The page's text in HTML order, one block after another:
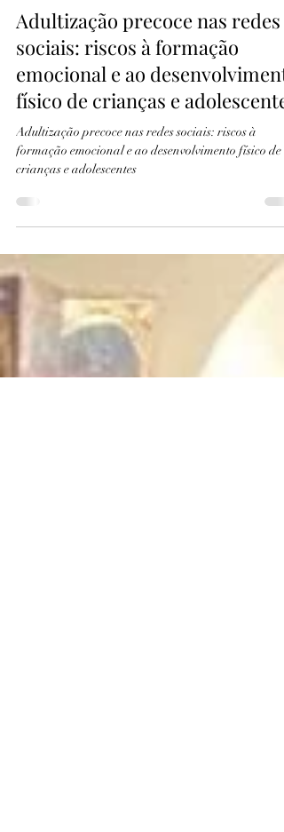
blogsupermae
25 de fev.
3 min de leitura
Adultização precoce nas redes
sociais: riscos à formação
emocional e ao
físico de crianças e adolescentes
formação emocional e ao desenvolvimento físico de